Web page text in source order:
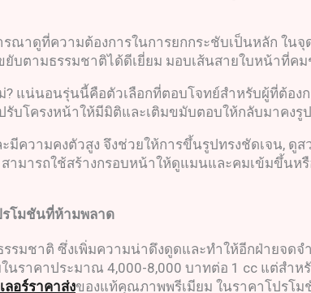
รณาดูที่ความต้องการในการยกกระชับเป็นหลัก ใ
บตามธรรมชาติได้ดีเยี่ยม มอบเส้นสายใบหน้าที่ค
? แน่นอนรุ่นนี้คือตัวเลือกที่ตอบโจทย์สำหรับผู้ที่ต้อ
รับโครงหน้าให้มีมิติและเติมขมับตอบให้กลับมาคงรู
มีความคงตัวสูง จึงช่วยให้การขึ้นรูปทรงชัดเจน, ดู
สามารถใช้สร้างกรอบหน้าให้ดูแมนและคมเข้มขึ้น
โมชันที่ห้ามพลาด
รมชาติ ซึ่งเพิ่มความน่าดึงดูดและทำให้อีกฝ่ายจด
ราคาประมาณ 4,000-8,000 บาทต่อ 1 cc แต่สำห
ลอร์ราคาส่งของแท้คุณภาพพรีเมียม ในราคาโปรโม